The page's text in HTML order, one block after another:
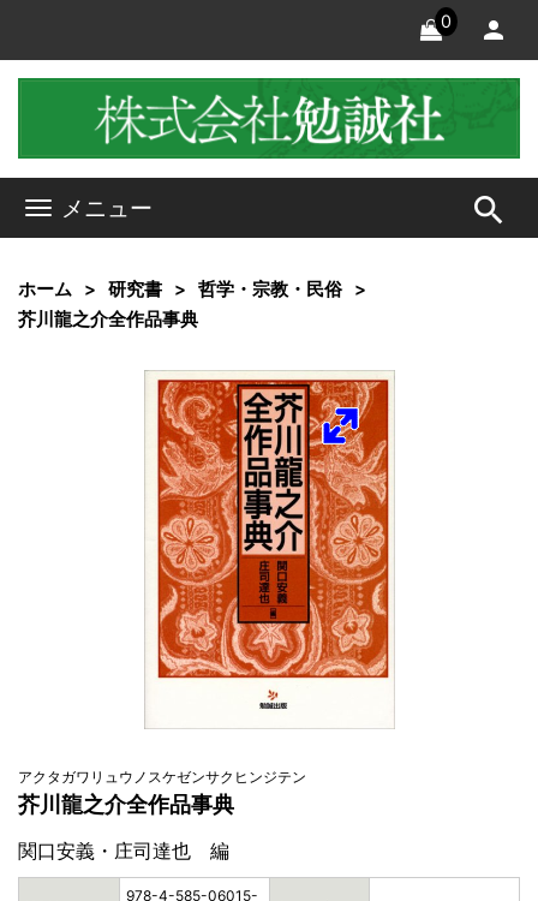
0
メニュー search
ホーム 研究書
哲学・宗教・民俗
芥川龍之介全作品事典
アクタガワリュウノスケゼンサクヒンジテン
芥川龍之介全作品事典
関口安義・庄司達也 編
978-4-585-06015-